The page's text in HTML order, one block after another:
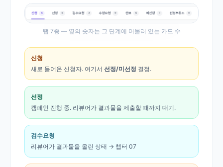
탭 7종 — 옆의 숫자는 그 단계에 머물러 있는 카드 수
신청
새로 들어온 신청자. 여기서 선정/미선정 결정.
선정
캠페인 진행 중. 리뷰어가 결과물을 제출할 때까지 대기.
검수요청
리뷰어가 결과물을 올린 상태 → 챕터 07